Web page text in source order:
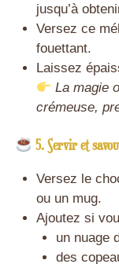
jusqu’à
Versez ce
fouettant.
Laissez
La magie
crémeuse,
5. Servir et
Versez le
ou un mug.
Ajoutez si
un nuage
des